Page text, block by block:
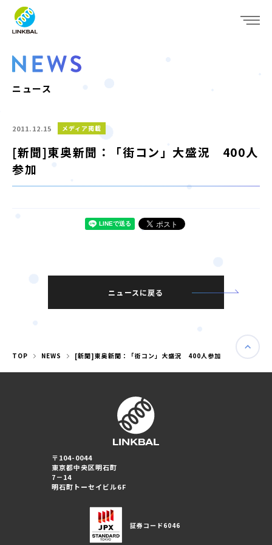
WHO WE ARE
SERVICE
IR
RECRUIT
婚活パーティー（東京）
婚活パーティー（大阪）
PRIVACY POLICY
JP
ニュース
2011.12.15 メディア掲載
[新聞]東奥新聞：「街コン」大盛況 400人
参加
ニュースに戻る
TOP NEWS [新聞]東奥新聞：「街コン」大盛況 400人参加
〒104-0044
東京都中央区明石町
7－14
明石町トーセイビル6F
証券コード6046